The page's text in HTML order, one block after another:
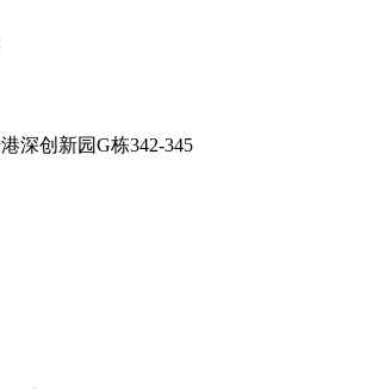
深创新园G栋342-345